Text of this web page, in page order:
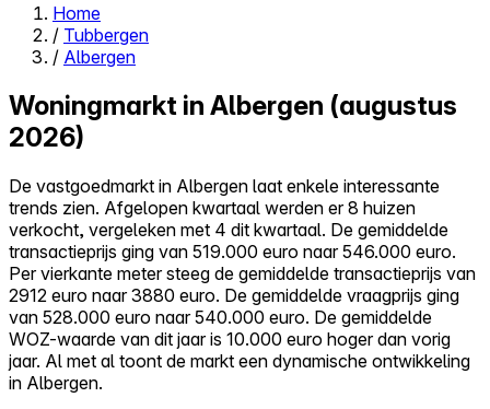
Close menu
Alles-in-één
Reviews
Prijzen
Log in
Probeer Walter gratis
Home
/ Tubbergen
/ Albergen
Woningmarkt in Albergen (augustus
2026)
De vastgoedmarkt in Albergen laat enkele interessante
trends zien. Afgelopen kwartaal werden er 8 huizen
verkocht, vergeleken met 4 dit kwartaal. De gemiddelde
transactieprijs ging van 519.000 euro naar 546.000 euro.
Per vierkante meter steeg de gemiddelde transactieprijs van
2912 euro naar 3880 euro. De gemiddelde vraagprijs ging
van 528.000 euro naar 540.000 euro. De gemiddelde
WOZ-waarde van dit jaar is 10.000 euro hoger dan vorig
jaar. Al met al toont de markt een dynamische ontwikkeling
in Albergen.